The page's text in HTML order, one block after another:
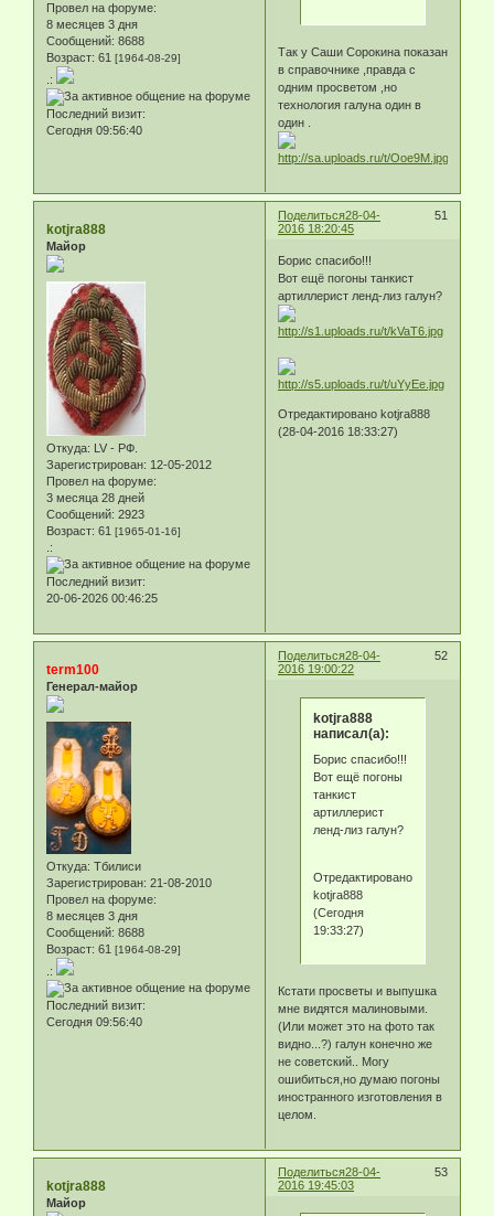
Провел на форуме:
8 месяцев 3 дня
Сообщений: 8688
Возраст: 61 [1964-08-29]
.:
Последний визит:
Сегодня 09:56:40
Так у Саши Сорокина показан
в справочнике ,правда с
одним просветом ,но
технология галуна один в
один .
Поделиться 51
28-04-
2016 18:20:45
kotjra888
Майор
Откуда: LV - РФ.
Зарегистрирован: 12-05-2012
Провел на форуме:
3 месяца 28 дней
Сообщений: 2923
Возраст: 61 [1965-01-16]
.:
Последний визит:
20-06-2026 00:46:25
Борис спасибо!!!
Вот ещё погоны танкист
артиллерист ленд-лиз галун?
Отредактировано kotjra888
(28-04-2016 18:33:27)
Поделиться 52
28-04-
2016 19:00:22
term100
Генерал-майор
Откуда: Тбилиси
Зарегистрирован: 21-08-2010
Провел на форуме:
8 месяцев 3 дня
Сообщений: 8688
Возраст: 61 [1964-08-29]
.:
Последний визит:
Сегодня 09:56:40
kotjra888
написал(а):
Борис спасибо!!!
Вот ещё погоны
танкист
артиллерист
ленд-лиз галун?
Отредактировано
kotjra888
(Сегодня
19:33:27)
Кстати просветы и выпушка
мне видятся малиновыми.
(Или может это на фото так
видно...?) галун конечно же
не советский.. Могу
ошибиться,но думаю погоны
иностранного изготовления в
целом.
Поделиться 53
28-04-
2016 19:45:03
kotjra888
Майор